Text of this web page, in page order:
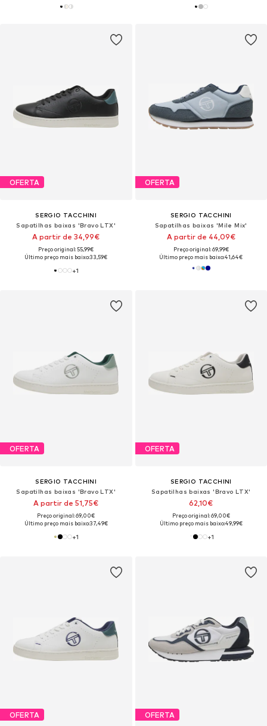
OFERTA
SERGIO TACCHINI
Sapatilhas baixas 'Bravo LTX'
A partir de 34,99€
Preço original: 55,99€
Último preço mais baixo:33,59€
+1
OFERTA
SERGIO TACCHINI
Sapatilhas baixas 'Mile Mix'
A partir de 44,09€
Preço original: 69,99€
Último preço mais baixo:41,64€
OFERTA
SERGIO TACCHINI
Sapatilhas baixas 'Bravo LTX'
A partir de 51,75€
Preço original: 69,00€
Último preço mais baixo:37,49€
+1
OFERTA
SERGIO TACCHINI
Sapatilhas baixas 'Bravo LTX'
62,10€
Preço original: 69,00€
Último preço mais baixo:49,99€
+1
OFERTA OFERTA